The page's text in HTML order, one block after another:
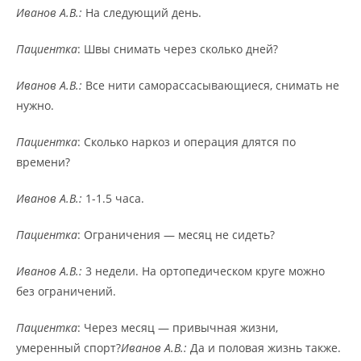
Иванов А.В.: На следующий день.
Пациентка: Швы снимать через сколько дней?
Иванов А.В.: Все нити саморассасывающиеся, снимать не
нужно.
Пациентка: Сколько наркоз и операция длятся по
времени?
Иванов А.В.: 1-1.5 часа.
Пациентка: Ограничения — месяц не сидеть?
Иванов А.В.: 3 недели. На ортопедическом круге можно
без ограничений.
Пациентка: Через месяц — привычная жизни,
умеренный спорт?Иванов А.В.: Да и половая жизнь также.